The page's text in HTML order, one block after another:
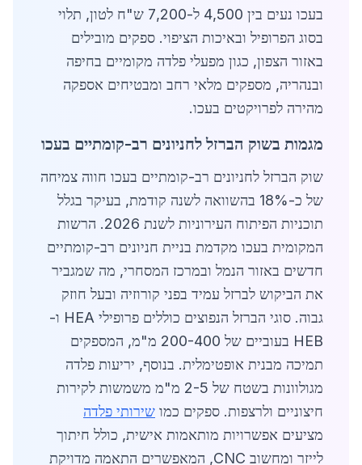
בעכו נעים בין 4,500 ל-7,200 ש"ח לטון, תלוי
בסוג הפרופיל ובאיכות הציפוי. ספקים מובילים
באזור הצפון, כגון מפעלי פלדה מקומיים בחיפה
ובנהריה, מספקים מלאי רחב ומבטיחים אספקה
מהירה לפרויקטים בעכו.
מגמות בשוק הברזל לחניונים רב-קומתיים בעכו
שוק הברזל לחניונים רב-קומתיים בעכו חווה צמיחה
של כ-18% בהשוואה לשנה קודמת, בעיקר בגלל
תוכניות הפיתוח העירוניות לשנת 2026. הרשות
המקומית בעכו מקדמת בניית חניונים רב-קומתיים
חדשים באזור הנמל ובמרכז המסחרי, מה שמגביר
את הביקוש לברזל עמיד בפני קורוזיה ובעל חוזק
גבוה. סוגי הברזל הנפוצים כוללים פרופילי HEA ו-
HEB בעוביים של 200-400 מ"מ, המספקים
תמיכה מבנית אופטימלית. בנוסף, יריעות פלדה
מגולוונות בשטח של 2-5 מ"מ משמשות לקירות
חיצוניים ולרצפות. ספקים כמו שירותי פלדה
מציעים אפשרויות מותאמות אישית, כולל חיתוך
לייזר ומחשוב CNC, המאפשרים התאמה מדויקת